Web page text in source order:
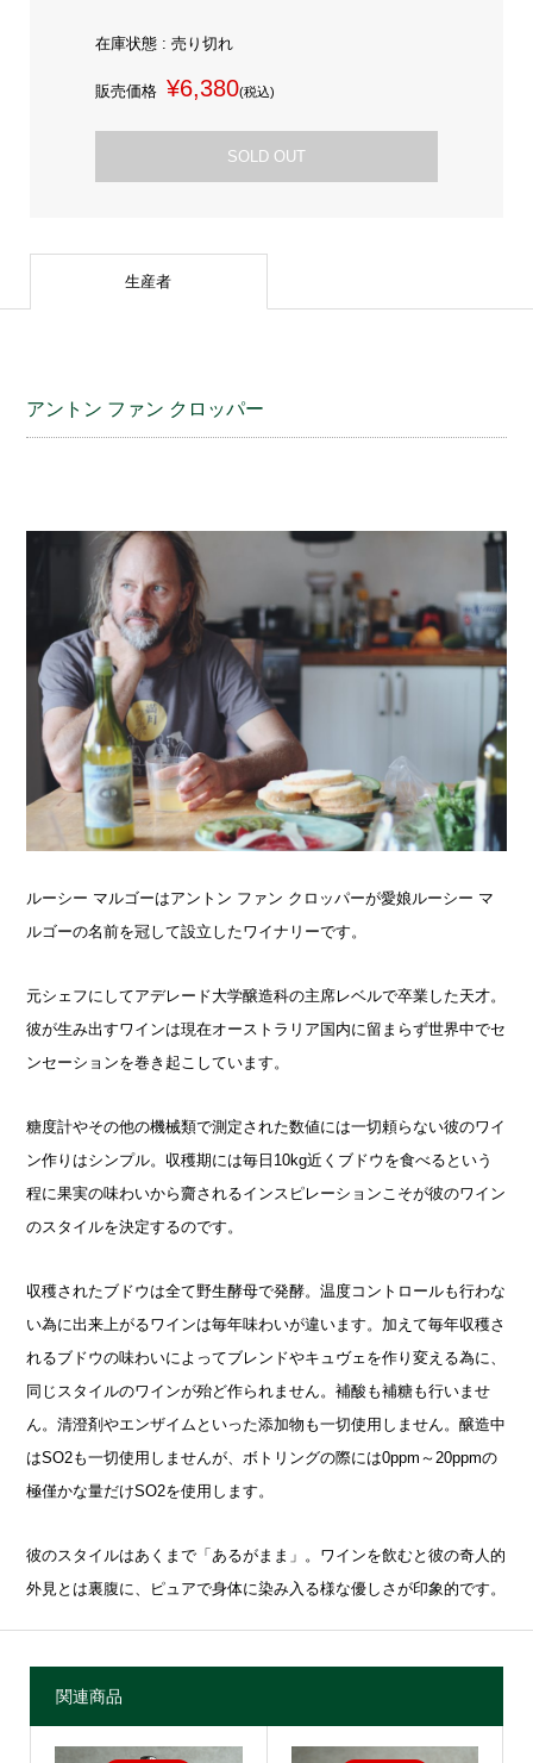
在庫状態 : 売り切れ
販売価格 ¥6,380(税込)
SOLD OUT
生産者
アントン ファン クロッパー
ルーシー マルゴーはアントン ファン クロッパーが愛娘ルーシー マ
ルゴーの名前を冠して設立したワイナリーです。
元シェフにしてアデレード大学醸造科の主席レベルで卒業した天才。
彼が生み出すワインは現在オーストラリア国内に留まらず世界中でセ
ンセーションを巻き起こしています。
糖度計やその他の機械類で測定された数値には一切頼らない彼のワイ
ン作りはシンプル。収穫期には毎日10kg近くブドウを食べるという
程に果実の味わいから齎されるインスピレーションこそが彼のワイン
のスタイルを決定するのです。
収穫されたブドウは全て野生酵母で発酵。温度コントロールも行わな
い為に出来上がるワインは毎年味わいが違います。加えて毎年収穫さ
れるブドウの味わいによってブレンドやキュヴェを作り変える為に、
同じスタイルのワインが殆ど作られません。補酸も補糖も行いませ
ん。清澄剤やエンザイムといった添加物も一切使用しません。醸造中
はSO2も一切使用しませんが、ボトリングの際には0ppm～20ppmの
極僅かな量だけSO2を使用します。
彼のスタイルはあくまで「あるがまま」。ワインを飲むと彼の奇人的
外見とは裏腹に、ピュアで身体に染み入る様な優しさが印象的です。
関連商品